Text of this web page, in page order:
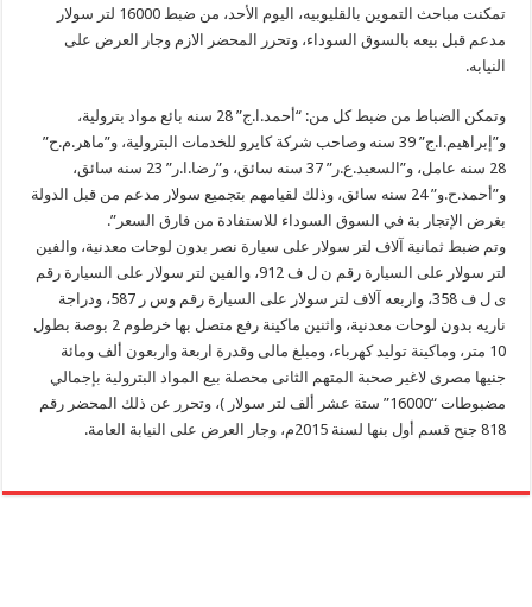
تمكنت مباحث التموين بالقليوبيه، اليوم الأحد، من ضبط 16000 لتر سولار
مدعم قبل بيعه بالسوق السوداء، وتحرر المحضر الازم وجار العرض على
النيابه.
وتمكن الضباط من ضبط كل من: “أحمد.ا.ج” 28 سنه بائع مواد بترولية،
و”إبراهيم.ا.ج” 39 سنه وصاحب شركة كايرو للخدمات البترولية، و”ماهر.م.ح”
28 سنه عامل، و”السعيد.ع.ر” 37 سنه سائق، و”رضا.ا.ر” 23 سنه سائق،
و”أحمد.ح.و” 24 سنه سائق، وذلك لقيامهم بتجميع سولار مدعم من قبل الدولة
بغرض الإتجار بة في السوق السوداء للاستفادة من فارق السعر”.
وتم ضبط ثمانية آلاف لتر سولار على سيارة نصر بدون لوحات معدنية، والفين
لتر سولار على السيارة رقم ن ل ف 912، والفين لتر سولار على السيارة رقم
ى ل ف 358، واربعه آلاف لتر سولار على السيارة رقم وس ر 587، ودراجة
ناريه بدون لوحات معدنية، واثنين ماكينة رفع متصل بها خرطوم 2 بوصة بطول
10 متر، وماكينة توليد كهرباء، ومبلغ مالى وقدرة اربعة واربعون ألف ومائة
جنيها مصرى لاغير صحبة المتهم الثانى محصلة بيع المواد البترولية بإجمالي
مضبوطات “16000” ستة عشر ألف لتر سولار )، وتحرر عن ذلك المحضر رقم
818 جنح قسم أول بنها لسنة 2015م، وجار العرض على النيابة العامة.